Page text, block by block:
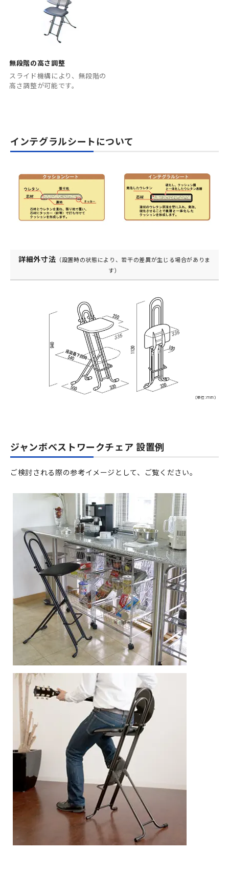
無段階の高さ調整
スライド機構により、無段階の
高さ調整が可能です。
インテグラルシートについて
詳細外寸法 （設置時の状態により、若干の差異が生じる場合がありま
す）
ジャンボベストワークチェア 設置例
ご検討される際の参考イメージとして、ご覧ください。